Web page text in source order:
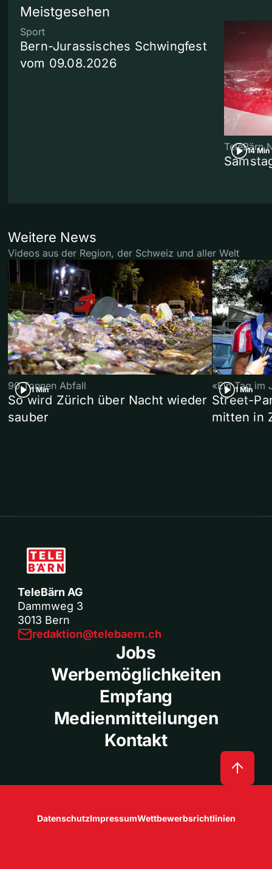
Meistgesehen
Sport
Bern-Jurassisches Schwingfest
vom 09.08.2026
14 Min
TeleBärn
Weitere News
Videos aus der Region, der Schweiz und aller Welt
1 Min
90 Tonnen Abfall
So wird Zürich über Nacht wieder
sauber
1 Min
«Ein Tag im
Street-
mitten in
TeleBärn AG
Dammweg 3
3013 Bern
redaktion@telebaern.ch
Jobs
Werbemöglichkeiten
Empfang
Medienmitteilungen
Kontakt
DatenschutzImpressumWettbewerbsrichtlinien